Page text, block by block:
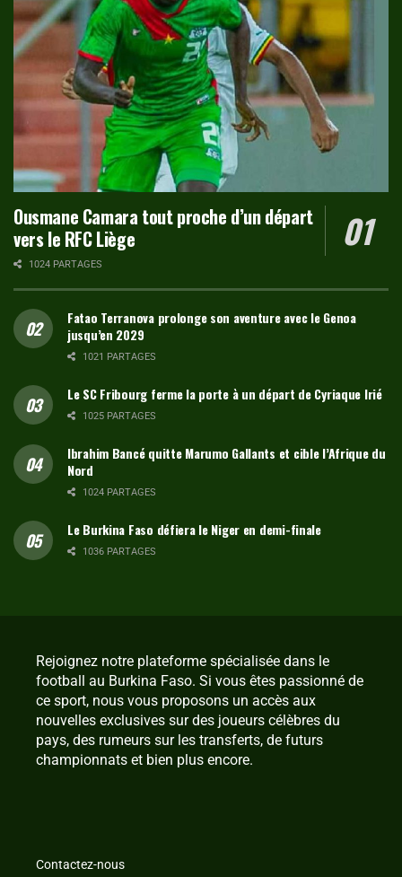
Ousmane Camara tout proche d’un départ
vers le RFC Liège
1024 PARTAGES
Fatao Terranova prolonge son aventure avec le Genoa
jusqu’en 2029
1021 PARTAGES
Le SC Fribourg ferme la porte à un départ de Cyriaque Irié
1025 PARTAGES
Ibrahim Bancé quitte Marumo Gallants et cible l’Afrique du
Nord
1024 PARTAGES
Le Burkina Faso défiera le Niger en demi-finale
1036 PARTAGES
Rejoignez notre plateforme spécialisée dans le
football au Burkina Faso. Si vous êtes passionné de
ce sport, nous vous proposons un accès aux
nouvelles exclusives sur des joueurs célèbres du
pays, des rumeurs sur les transferts, de futurs
championnats et bien plus encore.
Contactez-nous